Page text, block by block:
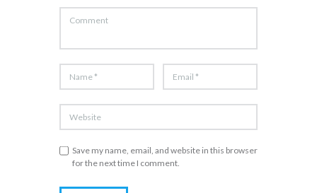
Save my name, email, and website in this browser
for the next time I comment.